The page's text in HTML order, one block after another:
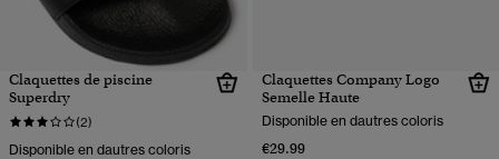
Claquettes de piscine
Superdry
(2)
Disponible en dautres coloris
Claquettes Company Logo
Semelle Haute
Disponible en dautres coloris
€29.99